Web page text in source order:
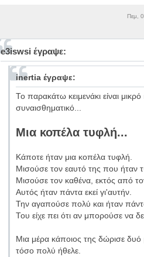
Πεμ,
e3iswsi έγραψε:
inertia έγραψε:
Το παρακάτω κειμενάκι είναι
συναισθηματικό...
Μια κοπέλα τυφλή...
Κάποτε ήταν μια κοπέλα τυφλή.
Μισούσε τον εαυτό της που ήταν
Μισούσε τον καθένα, εκτός από
Αυτός ήταν πάντα εκεί γι'αυτήν.
Την αγαπούσε πολύ και ήταν
Του είχε πει ότι αν μπορούσε να
Μια μέρα κάποιος της δώρισε δυό
τόσο πολύ ήθελε.